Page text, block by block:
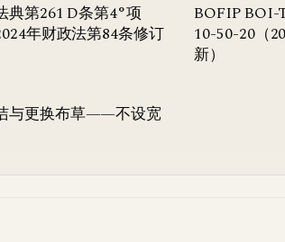
典第261 D条第4°项
年财政法第84条修订
BOFIP
10-50-20（
新）
与更换布草——不设宽